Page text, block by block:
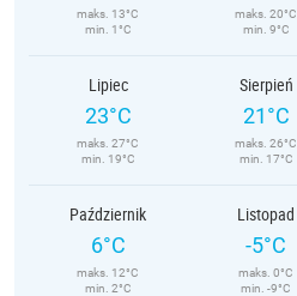
maks. 13°C
min. 1°C
maks. 20°C
min. 9°C
Lipiec
23°C
maks. 27°C
min. 19°C
Sierpień
21°C
maks. 26°C
min. 17°C
Październik
6°C
maks. 12°C
min. 2°C
Listopad
-5°C
maks. 0°C
min. -9°C